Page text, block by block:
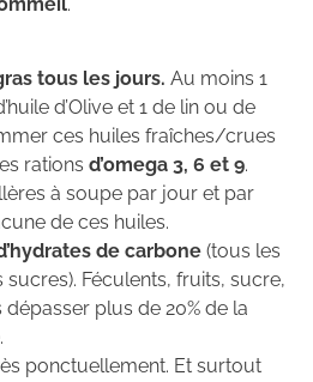
tous les jours. Au moins 1
d’Olive et 1 de lin ou de
ces huiles fraîches/crues
rations d’omega 3, 6 et 9.
à soupe par jour et par
de ces huiles.
de carbone (tous les
Féculents, fruits, sucre,
plus de 20% de la
ponctuellement. Et surtout